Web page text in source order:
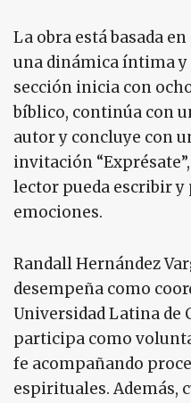
La obra está basada
una dinámica íntima
sección inicia con
bíblico, continúa con
autor y concluye con
invitación
lector pueda escribir y
emociones.
Randall Hernández
desempeña como
Universidad Latina de
participa como
fe acompañando
espirituales. Además,